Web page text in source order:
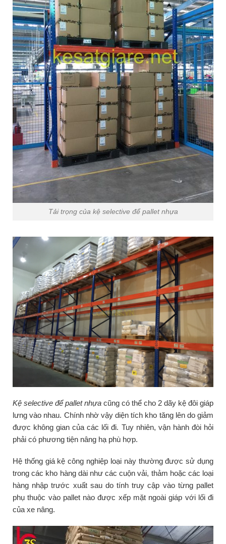
Tải trọng của kệ selective để pallet nhựa
Kệ selective để pallet nhựa cũng có thể cho 2 dãy kệ đôi giáp
lưng vào nhau. Chính nhờ vậy diện tích kho tăng lên do giảm
được không gian của các lối đi. Tuy nhiên, vận hành đòi hỏi
phải có phương tiện nâng hạ phù hợp.
Hệ thống giá kệ công nghiệp loại này thường được sử dụng
trong các kho hàng dài như các cuộn vải, thảm hoặc các loại
hàng nhập trước xuất sau do tính truy cập vào từng pallet
phụ thuộc vào pallet nào được xếp mặt ngoài giáp với lối đi
của xe nâng.